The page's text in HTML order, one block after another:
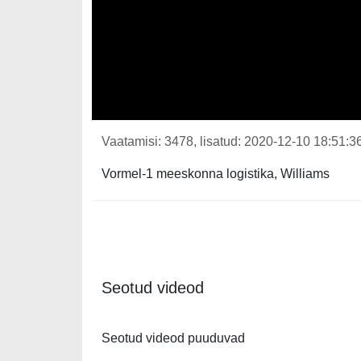
Vaatamisi: 3478, lisatud: 2020-12-10
Vormel-1 meeskonna logistika, Williams
Seotud videod
Seotud videod puuduvad